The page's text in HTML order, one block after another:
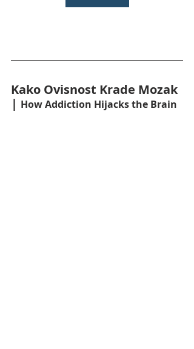
Kako Ovisnost Krade Mozak
| How Addiction Hijacks the Brain